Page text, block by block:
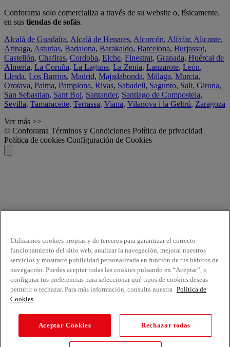
Conforama solo comercializa a través de su website o, físicamente,
en sus tiendas de sofás.
Alcalá de Guadaíra, Alcalá de Henares, Alcorcón, Alfafar, Alicante,
Arinaga, Asturias, Badalona, Barakaldo, Barcelona, Burjassot,
Castellón, Chafiras, Cordoba, Elche, Finestrat, Granada, Huércal de
Almería, La Coruña, La Laguna, La Zenia, Lanzarote, León,
Lleida, Los Barrios, Madrid, Majadahonda, Málaga, Murcia,
Orotava, Palma, Pamplona, Rivas, Sabadell, Sagunto, Salt, Girona,
San Sebastian, Sant Boi, Santander, Santiago de Compostela,
Sevilla, Tamaraceite, Terrassa, Viana, Vilanova i la Geltrú, Zaragoza
Ver más >>
© Conforama Términos y Condiciones Política de privacidad
Política de cookies Configuración de Cookies
Utilizamos cookies propias y de terceros para garantizar el correcto
funcionamiento del sitio web, analizar la navegación, mejorar nuestros
servicios y mostrarte publicidad personalizada en función de tus hábitos de
navegación. Puedes aceptar todas las cookies pulsando en “Aceptar”, o
configurar tus preferencias para seleccionar qué tipos de cookies deseas
permitir o rechazar. Para más información, consulta nuestra Política de
Cookies
Aceptar Cookies Rechazar todas